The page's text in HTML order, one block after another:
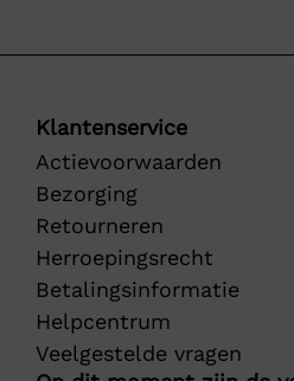
Klantenservice
Actievoorwaarden
Bezorging
Retourneren
Herroepingsrecht
Betalingsinformatie
Helpcentrum
Veelgestelde vragen